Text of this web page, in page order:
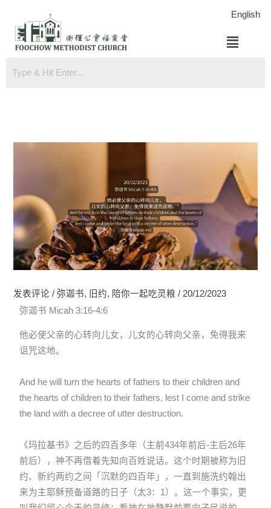
English
菜
单
发表评论 / 弥迦书, 旧约, 陪你一起吃灵粮 / 20/12/2023
弥迦书 Micah 3:16-4:6
他必使父亲的心转向儿女，儿女的心转向父亲，免得我来
诅咒这地。
And he will turn the hearts of fathers to their children and
the hearts of children to their fathers, lest I come and strike
the land with a decree of utter destruction.
《玛拉基书》之后的四百多年（主前434年前后-主后26年
前后），神不再借着先知向百姓说话。这个时期被称为旧
约、新约两约之间「沉默的四百年」，一直到施洗约翰出
来为主耶稣预备道路的日子（太3：1）。这一个事实，更